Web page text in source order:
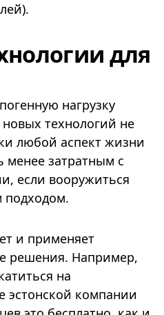
для
нагрузку
технологий не
любой аспект жизни
менее затратным с
если вооружиться
подходом.
и применяет
решения. Например,
на
эстонской компании